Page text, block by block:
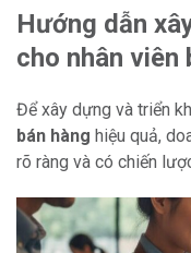
Hướng dẫn
cho nhân viên
Để xây dựng và triển
bán hàng hiệu quả,
rõ ràng và có chiến